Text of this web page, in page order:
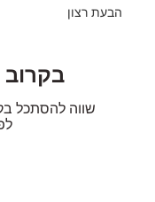
הבעת רצון
בקרוב
שווה להסתכל